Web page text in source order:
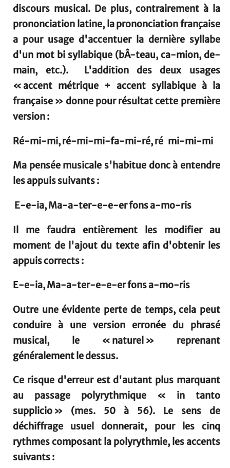
discours musical. De plus, contrairement à la
prononciation latine, la prononciation française
a pour usage d'accentuer la dernière syllabe
d'un mot bi syllabique (bÂ-teau, ca-mion, de-
main, etc.). L'addition des deux usages
« accent métrique + accent syllabique à la
française » donne pour résultat cette première
version :
Ré-mi-mi, ré-mi-mi-fa-mi-ré,ré mi-mi-mi
Ma pensée musicale s'habitue donc à entendre
les appuis suivants :
E-e-ia, Ma-a-ter-e-e-erfonsa-mo-ris
Il me faudra entièrement les modifier au
moment de l'ajout du texte afin d'obtenir les
appuis corrects :
E-e-ia,Ma-a-ter-e-e-erfonsa-mo-ris
Outre une évidente perte de temps, cela peut
conduire à une version erronée du phrasé
musical, le « naturel » reprenant
généralement le dessus.
Ce risque d'erreur est d'autant plus marquant
au passage polyrythmique « in tanto
supplicio » (mes. 50 à 56). Le sens de
déchiffrage usuel donnerait, pour les cinq
rythmes composant la polyrythmie, les accents
suivants :